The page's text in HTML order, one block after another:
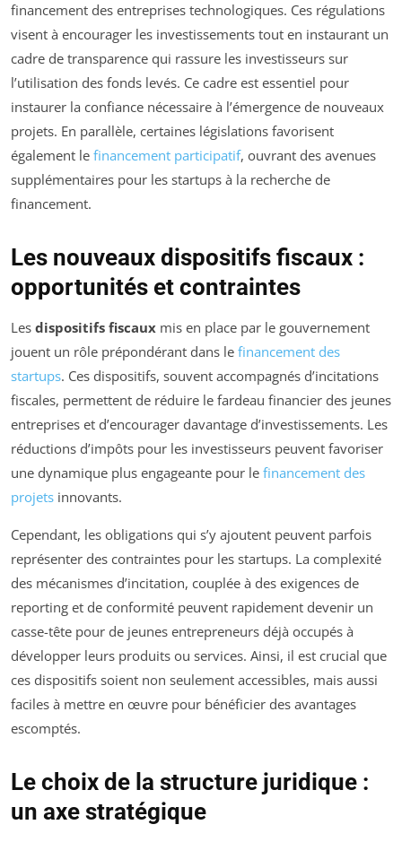
financement des entreprises technologiques. Ces régulations
visent à encourager les investissements tout en instaurant un
cadre de transparence qui rassure les investisseurs sur
l’utilisation des fonds levés. Ce cadre est essentiel pour
instaurer la confiance nécessaire à l’émergence de nouveaux
projets. En parallèle, certaines législations favorisent
également le financement participatif, ouvrant des avenues
supplémentaires pour les startups à la recherche de
financement.
Les nouveaux dispositifs fiscaux :
opportunités et contraintes
Les dispositifs fiscaux mis en place par le gouvernement
jouent un rôle prépondérant dans le financement des
startups. Ces dispositifs, souvent accompagnés d’incitations
fiscales, permettent de réduire le fardeau financier des jeunes
entreprises et d’encourager davantage d’investissements. Les
réductions d’impôts pour les investisseurs peuvent favoriser
une dynamique plus engageante pour le financement des
projets innovants.
Cependant, les obligations qui s’y ajoutent peuvent parfois
représenter des contraintes pour les startups. La complexité
des mécanismes d’incitation, couplée à des exigences de
reporting et de conformité peuvent rapidement devenir un
casse-tête pour de jeunes entrepreneurs déjà occupés à
développer leurs produits ou services. Ainsi, il est crucial que
ces dispositifs soient non seulement accessibles, mais aussi
faciles à mettre en œuvre pour bénéficier des avantages
escomptés.
Le choix de la structure juridique :
un axe stratégique